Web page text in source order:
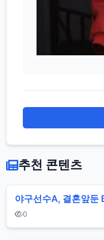
추천 콘텐츠
야구선수A, 결혼앞둔
0